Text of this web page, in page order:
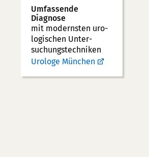
Umfassende
Diagnose
mit modernsten uro­
logischen Unter­
suchungs­techniken
Urologe München